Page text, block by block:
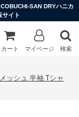
SAN DRYハニカ
イト
カート マイページ 検索
ッシュ 半袖 Tシャ